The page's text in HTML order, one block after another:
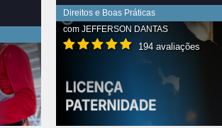
Direitos e Boas Práticas
com JEFFERSON DANTAS
194 avaliações
VER CONTEÚDO COMPLETO